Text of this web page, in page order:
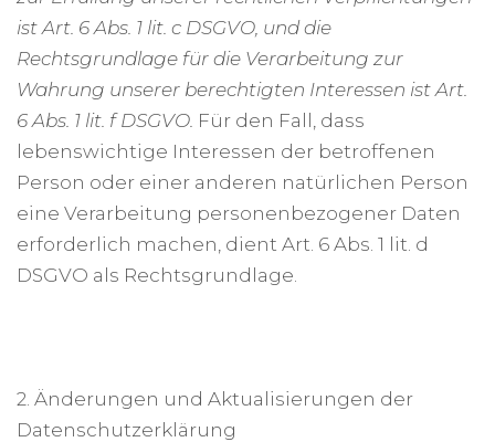
ist Art. 6 Abs. 1 lit. c DSGVO, und die
Rechtsgrundlage für die Verarbeitung zur
Wahrung unserer berechtigten Interessen ist Art.
6 Abs. 1 lit. f DSGVO. Für den Fall, dass
lebenswichtige Interessen der betroffenen
Person oder einer anderen natürlichen Person
eine Verarbeitung personenbezogener Daten
erforderlich machen, dient Art. 6 Abs. 1 lit. d
DSGVO als Rechtsgrundlage.
2. Änderungen und Aktualisierungen der
Datenschutzerklärung